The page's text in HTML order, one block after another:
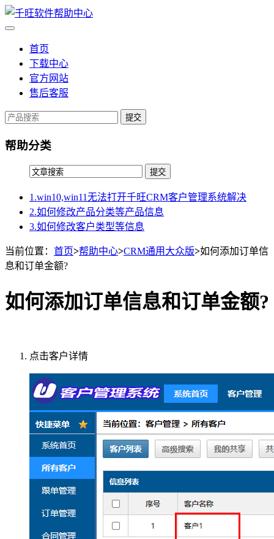
首页
下载中心
官方网站
售后客服
提交
帮助分类
1.win10,win11无法打开千旺CRM客户管理系统解决
2.如何修改产品分类等产品信息
3.如何修改客户类型等信息
当前位置： 首页>帮助中心>CRM通用大众版>如何添加订单信
息和订单金额?
如何添加订单信息和订单金额?
点击客户详情